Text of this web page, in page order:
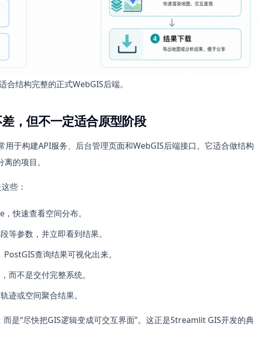
结构完整的正式WebGIS后端。
，但不一定适合原型阶段
于构建API服务、后台管理页面和WebGIS后端接口。它适合做结构
的项目。
些：
快速查看空间分布。
等参数，并立即看到结果。
查询结果可视化出来。
而不是交付完整系统。
迹或空间聚合结果。
是“尽快把GIS逻辑变成可交互界面”。这正是Streamlit GIS开发的典